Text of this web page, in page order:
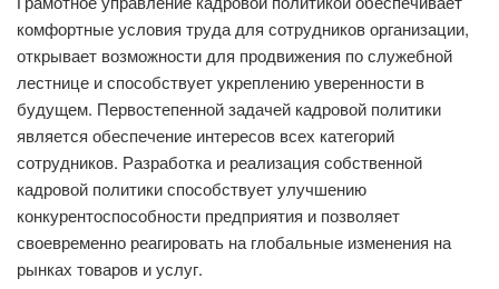
комфортные условия труда для сотрудников организации,
открывает возможности для продвижения по служебной
лестнице и способствует укреплению уверенности в
будущем. Первостепенной задачей кадровой политики
является обеспечение интересов всех категорий
сотрудников. Разработка и реализация собственной
кадровой политики способствует улучшению
конкурентоспособности предприятия и позволяет
своевременно реагировать на глобальные изменения на
рынках товаров и услуг.